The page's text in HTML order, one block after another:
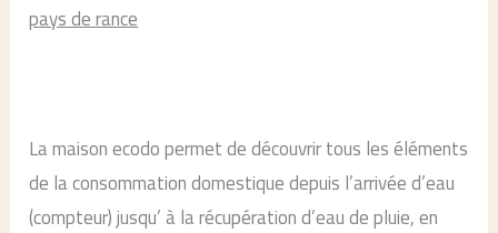
pays de rance
La maison ecodo permet de découvrir tous les éléments
de la consommation domestique depuis l’arrivée d’eau
(compteur) jusqu’ à la récupération d’eau de pluie, en